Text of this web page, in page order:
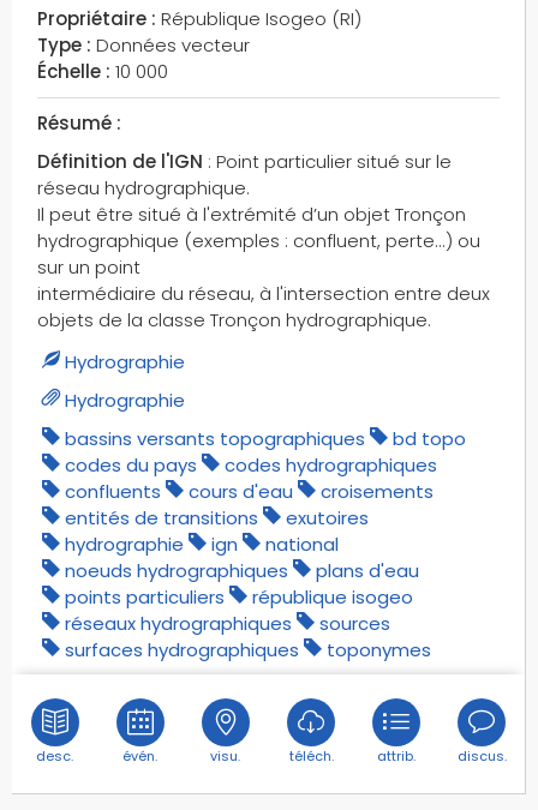
murs de soutènement
métros
national
noeuds hydrographiques
nombre de voies
névés
obstacles permanents
obstacles temporaires
office national des forêts
onf
palais de justice
parcs nationaux
pare-feux
parkings
passages à niveau
pertes
phares
pics
pistes d'atterrissages
pistes d'aérodromes
plages
plaines
plans d'eau
Propriétaire : République Isogeo (RI)
Type : Données vecteur
Échelle : 10 000
Résumé :
Définition de l'IGN : Point particulier situé sur le
réseau hydrographique.
Il peut être situé à l'extrémité d’un objet Tronçon
hydrographique (exemples : confluent, perte...) ou
sur un point
intermédiaire du réseau, à l'intersection entre deux
objets de la classe Tronçon hydrographique.
Hydrographie
Hydrographie
bassins versants topographiques
bd topo
codes du pays
codes hydrographiques
confluents
cours d'eau
croisements
entités de transitions
exutoires
hydrographie
ign
national
noeuds hydrographiques
plans d'eau
points particuliers
république isogeo
réseaux hydrographiques
sources
surfaces hydrographiques
toponymes
desc. évén. visu. téléch. attrib. discus.